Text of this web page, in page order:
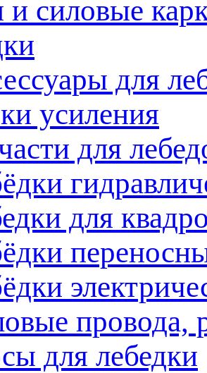
и силовые
для
усиления
для
для
провода,
для лебедки